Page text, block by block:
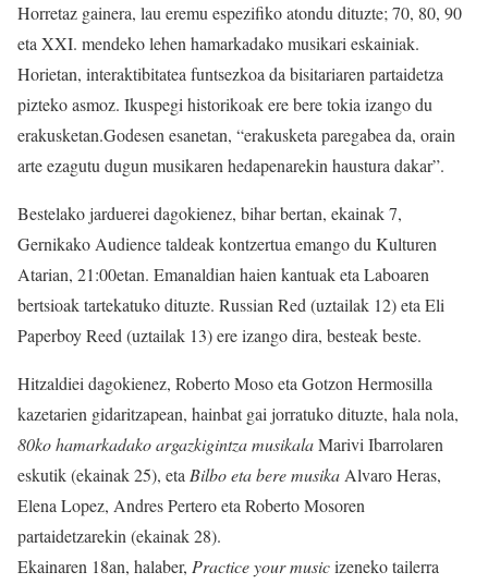
Horretaz gainera, lau eremu espezifiko atondu dituzte; 70, 80, 90
eta XXI. mendeko lehen hamarkadako musikari eskainiak.
Horietan, interaktibitatea funtsezkoa da bisitariaren partaidetza
pizteko asmoz. Ikuspegi historikoak ere bere tokia izango du
erakusketan.Godesen esanetan, “erakusketa paregabea da, orain
arte ezagutu dugun musikaren hedapenarekin haustura dakar”.
Bestelako jarduerei dagokienez, bihar bertan, ekainak 7,
Gernikako Audience taldeak kontzertua emango du Kulturen
Atarian, 21:00etan. Emanaldian haien kantuak eta Laboaren
bertsioak tartekatuko dituzte. Russian Red (uztailak 12) eta Eli
Paperboy Reed (uztailak 13) ere izango dira, besteak beste.
Hitzaldiei dagokienez, Roberto Moso eta Gotzon Hermosilla
kazetarien gidaritzapean, hainbat gai jorratuko dituzte, hala nola,
80ko hamarkadako argazkigintza musikalaMarivi Ibarrolaren
eskutik (ekainak 25), eta Bilbo eta bere musika Alvaro Heras,
Elena Lopez, Andres Pertero eta Roberto Mosoren
partaidetzarekin (ekainak 28).
Ekainaren 18an, halaber, Practice your musicizeneko tailerra